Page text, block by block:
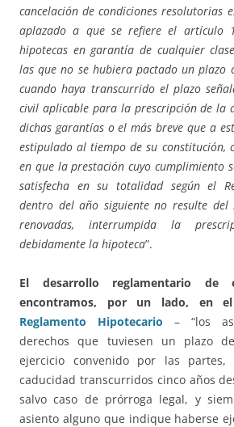
cancelación de condiciones resolutorias
aplazado a que se refiere el artículo
hipotecas en garantía de cualquier
las que no se hubiera pactado un plazo
cuando haya transcurrido el plazo
civil aplicable para la prescripción de la
dichas garantías o el más breve que a
estipulado al tiempo de su constitución,
en que la prestación cuyo cumplimiento
satisfecha en su totalidad según el
dentro del año siguiente no resulte del
renovadas, interrumpida la
debidamente la hipoteca”.
El desarrollo reglamentario de
encontramos, por un lado, en
Reglamento Hipotecario – “los
derechos que tuviesen un plazo
ejercicio convenido por las partes,
caducidad transcurridos cinco años
salvo caso de prórroga legal, y
asiento alguno que indique haberse